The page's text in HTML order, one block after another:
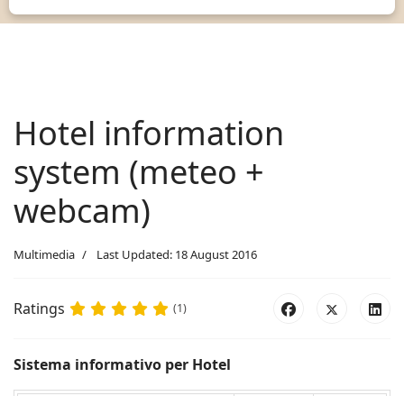
Hotel information
system (meteo +
webcam)
Multimedia Last Updated: 18 August 2016
Ratings (1)
Sistema informativo per Hotel